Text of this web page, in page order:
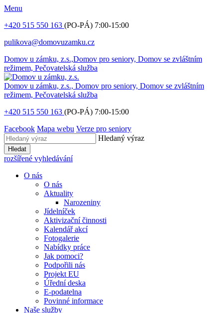
Menu
+420 515 550 163 (PO-PÁ) 7:00-15:00
pulikova@domovuzamku.cz
Domov u zámku, z.s.,Domov pro seniory, Domov se zvláštním
režimem, Pečovatelská služba
Domov u zámku, z.s., Domov pro seniory, Domov se zvláštním
režimem, Pečovatelská služba
+420 515 550 163 (PO-PÁ) 7:00-15:00
Facebook Mapa webu Verze pro seniory
Hledaný výraz
Hledat
rozšířené vyhledávání
O nás
O nás
Aktuality
Narozeniny
Jídelníček
Aktivizační činnosti
Kalendář akcí
Fotogalerie
Nabídky práce
Jak pomoci?
Podpořili nás
Projekt EU
Úřední deska
E-podatelna
Povinné informace
Naše služby